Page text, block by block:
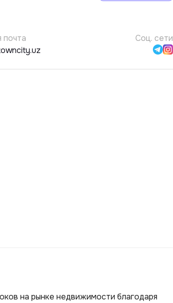
почта
Соц. сети
на рынке недвижимости благодаря